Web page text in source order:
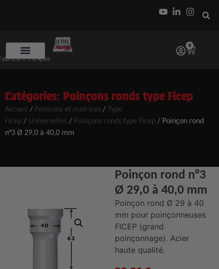
français
0
Catégories: Poinçons ronds type Ficep
Accueil / Poinçons et matrices / Type
Ficep / Universelles / Poinçons ronds type Ficep / Poinçon rond
n°3 Ø 29,0 à 40,0 mm
Poinçon rond n°3
Ø 29,0 à 40,0 mm
Poinçon rond Ø 29 à 40
mm pour poinçonneuses
FICEP (grand
poinçonnage). Acier
haute qualité.